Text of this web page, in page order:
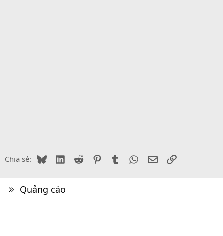
Chia sẻ: BlueskyLinkedIn
Reddit PinterestTumblr WhatsApp
EmailLink
Quảng cáo